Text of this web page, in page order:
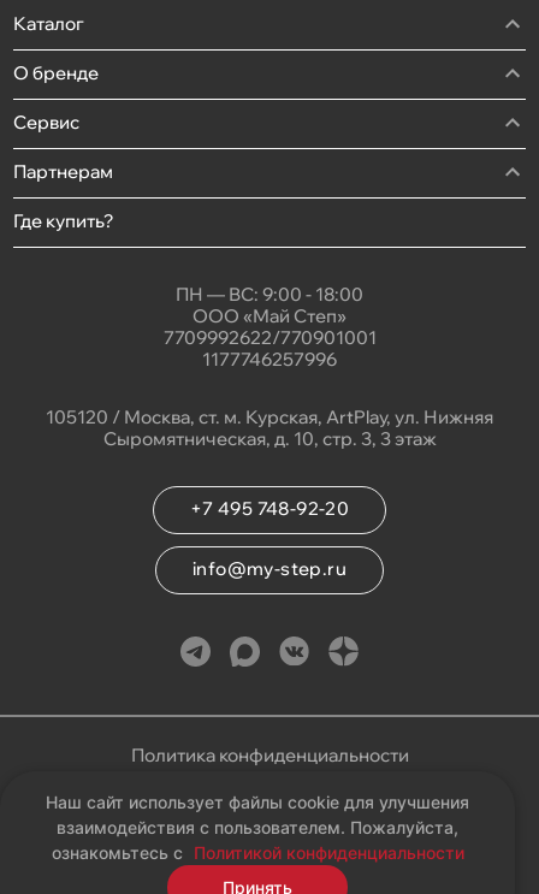
Каталог
О бренде
Сервис
Партнерам
Где купить?
ПН — ВС: 9:00 - 18:00
ООО «Май Степ»
7709992622/770901001
1177746257996
105120 / Москва, ст. м. Курская, ArtPlay, ул. Нижняя
Сыромятническая, д. 10, стр. 3, 3 этаж
+7 495 748-92-20
info@my-step.ru
Политика конфиденциальности
Соглашение на обработку персональных данных
Карта сайта
Наш сайт использует файлы cookie для улучшения
взаимодействия с пользователем. Пожалуйста,
ознакомьтесь с
Политикой конфиденциальности
Принять